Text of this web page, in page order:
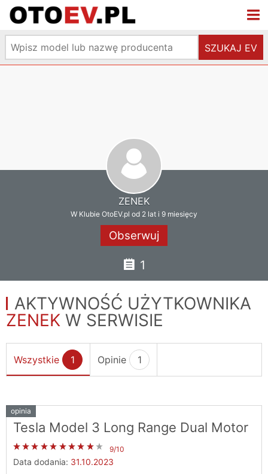
SZUKAJ EV
ZENEK
W Klubie OtoEV.pl od 2 lat i 9 miesięcy
Obserwuj
1
AKTYWNOŚĆ UŻYTKOWNIKA
ZENEK W SERWISIE
Wszystkie 1 Opinie 1
Tesla Model 3 Long Range Dual Motor
9/10
Data dodania: 31.10.2023
opinia